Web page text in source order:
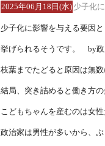
2025年06月18日(水) 少子化
少子化に影響を与える要因
挙げられるそうです。 by
枝葉までたどると原因は無数
結局、突き詰めると働き方
こどもちゃんを産むのは女
政治家は男性が多いから、